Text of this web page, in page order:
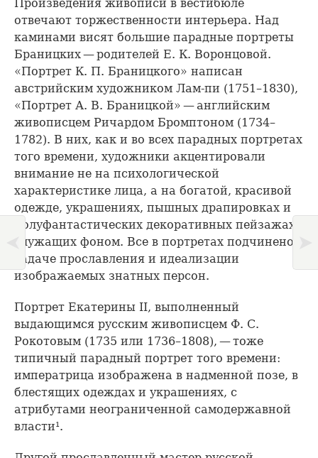
Произведения живописи в вестибюле
отвечают торжественности интерьера. Над
каминами висят большие парадные портреты
Браницких — родителей Е. К. Воронцовой.
«Портрет К. П. Браницкого» написан
австрийским художником Лам-пи (1751–1830),
«Портрет А. В. Браницкой» — английским
живописцем Ричардом Бромптоном (1734–
1782). В них, как и во всех парадных портретах
того времени, художники акцентировали
внимание не на психологической
характеристике лица, а на богатой, красивой
одежде, украшениях, пышных драпировках и
полуфантастических декоративных пейзажах,
служащих фоном. Все в портретах подчинено
задаче прославления и идеализации
изображаемых знатных персон.
Портрет Екатерины II, выполненный
выдающимся русским живописцем Ф. С.
Рокотовым (1735 или 1736–1808), — тоже
типичный парадный портрет того времени:
императрица изображена в надменной позе, в
блестящих одеждах и украшениях, с
атрибутами неограниченной самодержавной
власти¹.